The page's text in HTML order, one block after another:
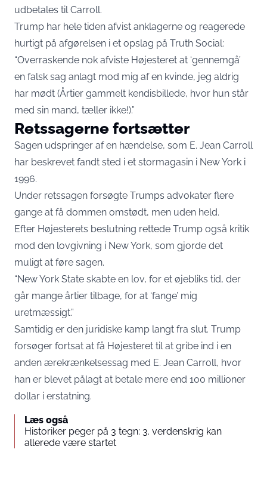
udbetales til Carroll.
Trump har hele tiden afvist anklagerne og reagerede
hurtigt på afgørelsen i et opslag på Truth Social:
“Overraskende nok afviste Højesteret at ‘gennemgå’
en falsk sag anlagt mod mig af en kvinde, jeg aldrig
har mødt (Årtier gammelt kendisbillede, hvor hun står
med sin mand, tæller ikke!).”
Retssagerne fortsætter
Sagen udspringer af en hændelse, som E. Jean Carroll
har beskrevet fandt sted i et stormagasin i New York i
1996.
Under retssagen forsøgte Trumps advokater flere
gange at få dommen omstødt, men uden held.
Efter Højesterets beslutning rettede Trump også kritik
mod den lovgivning i New York, som gjorde det
muligt at føre sagen.
“New York State skabte en lov, for et øjebliks tid, der
går mange årtier tilbage, for at ‘fange’ mig
uretmæssigt.”
Samtidig er den juridiske kamp langt fra slut. Trump
forsøger fortsat at få Højesteret til at gribe ind i en
anden ærekrænkelsessag med E. Jean Carroll, hvor
han er blevet pålagt at betale mere end 100 millioner
dollar i erstatning.
Læs også
Historiker peger på 3 tegn: 3. verdenskrig kan
allerede være startet